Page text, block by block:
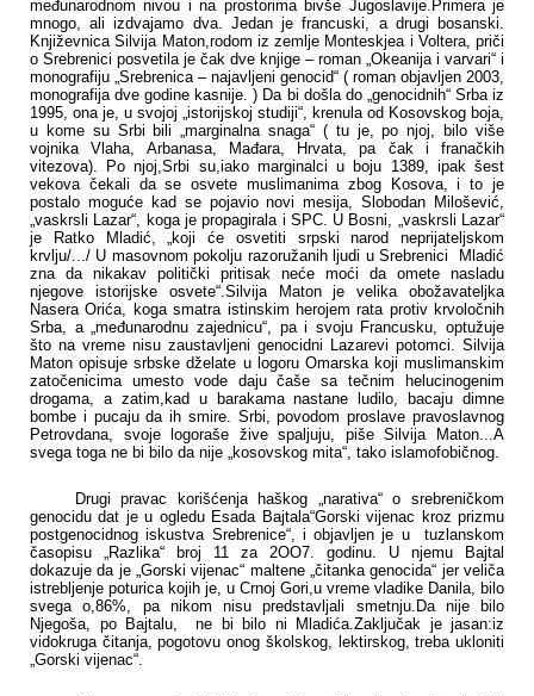
međunarodnom nivou i na prostorima bivše Jugoslavije.Primera je
mnogo, ali izdvajamo dva. Jedan je francuski, a drugi bosanski.
Književnica Silvija Maton,rodom iz zemlje Monteskjea i Voltera, priči
o Srebrenici posvetila je čak dve knjige – roman „Okeanija i varvari“ i
monografiju „Srebrenica – najavljeni genocid“ ( roman objavljen 2003,
monografija dve godine kasnije. ) Da bi došla do „genocidnih“ Srba iz
1995, ona je, u svojoj „istorijskoj studiji“, krenula od Kosovskog boja,
u kome su Srbi bili „marginalna snaga“ ( tu je, po njoj, bilo više
vojnika Vlaha, Arbanasa, Mađara, Hrvata, pa čak i franačkih
vitezova). Po njoj,Srbi su,iako marginalci u boju 1389, ipak šest
vekova čekali da se osvete muslimanima zbog Kosova, i to je
postalo moguće kad se pojavio novi mesija, Slobodan Milošević,
„vaskrsli Lazar“, koga je propagirala i SPC. U Bosni, „vaskrsli Lazar“
je Ratko Mladić, „koji će osvetiti srpski narod neprijateljskom
krvlju/.../ U masovnom pokolju razoružanih ljudi u Srebrenici Mladić
zna da nikakav politički pritisak neće moći da omete nasladu
njegove istorijske osvete“.Silvija Maton je velika obožavateljka
Nasera Orića, koga smatra istinskim herojem rata protiv krvoločnih
Srba, a „međunarodnu zajednicu“, pa i svoju Francusku, optužuje
što na vreme nisu zaustavljeni genocidni Lazarevi potomci. Silvija
Maton opisuje srbske dželate u logoru Omarska koji muslimanskim
zatočenicima umesto vode daju čaše sa tečnim helucinogenim
drogama, a zatim,kad u barakama nastane ludilo, bacaju dimne
bombe i pucaju da ih smire. Srbi, povodom proslave pravoslavnog
Petrovdana, svoje logoraše žive spaljuju, piše Silvija Maton...A
svega toga ne bi bilo da nije „kosovskog mita“, tako islamofobičnog.
Drugi pravac korišćenja haškog „narativa“ o srebreničkom
genocidu dat je u ogledu Esada Bajtala“Gorski vijenac kroz prizmu
postgenocidnog iskustva Srebrenice“, i objavljen je u tuzlanskom
časopisu „Razlika“ broj 11 za 2OO7. godinu. U njemu Bajtal
dokazuje da je „Gorski vijenac“ maltene „čitanka genocida“ jer veliča
istrebljenje poturica kojih je, u Crnoj Gori,u vreme vladike Danila, bilo
svega o,86%, pa nikom nisu predstavljali smetnju.Da nije bilo
Njegoša, po Bajtalu, ne bi bilo ni Mladića.Zaključak je jasan:iz
vidokruga čitanja, pogotovu onog školskog, lektirskog, treba ukloniti
„Gorski vijenac“.